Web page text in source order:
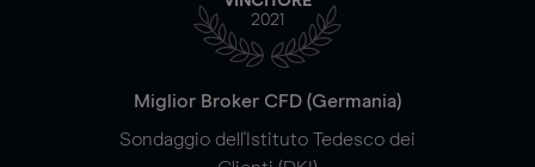
2021
Miglior Broker CFD (Germania)
Sondaggio dell'Istituto Tedesco dei